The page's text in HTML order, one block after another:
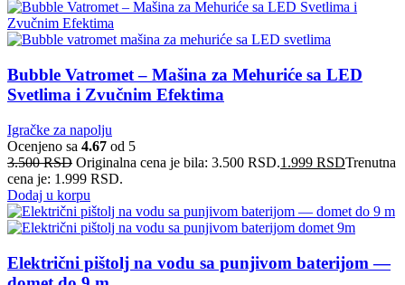
Bubble Vatromet – Mašina za Mehuriće sa LED
Svetlima i Zvučnim Efektima
Igračke za napolju
Ocenjeno sa 4.67 od 5
3.500RSD Originalna cena je bila: 3.500 RSD.1.999 RSDTrenutna
cena je: 1.999 RSD.
Dodaj u korpu
Električni pištolj na vodu sa punjivom baterijom —